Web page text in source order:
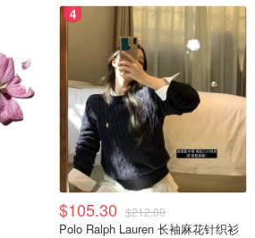
4
$105.30 $212.00
Polo Ralph Lauren 长袖麻花针织衫